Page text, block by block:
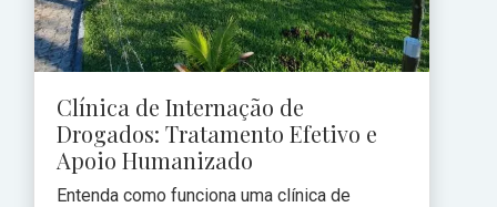
Clínica de Internação de
Drogados: Tratamento Efetivo e
Apoio Humanizado
Entenda como funciona uma clínica de